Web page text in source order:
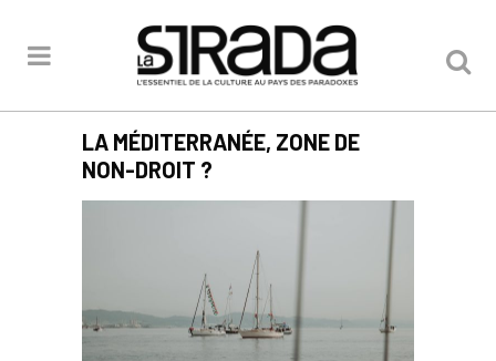
LA MÉDITERRANÉE, ZONE DE
NON-DROIT ?